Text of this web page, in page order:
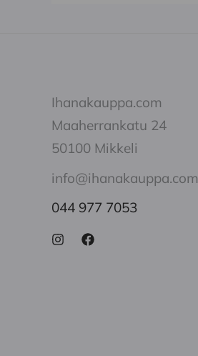
Ihanakauppa.com
Maaherrankatu 24
50100 Mikkeli
info@ihanakauppa.com
044 977 7053